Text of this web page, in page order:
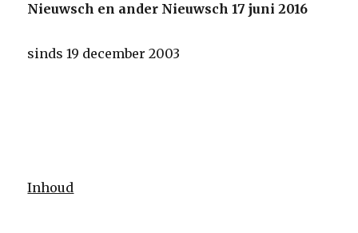
Nieuwsch en ander Nieuwsch 17 juni 2016
sinds 19 december 2003
Inhoud